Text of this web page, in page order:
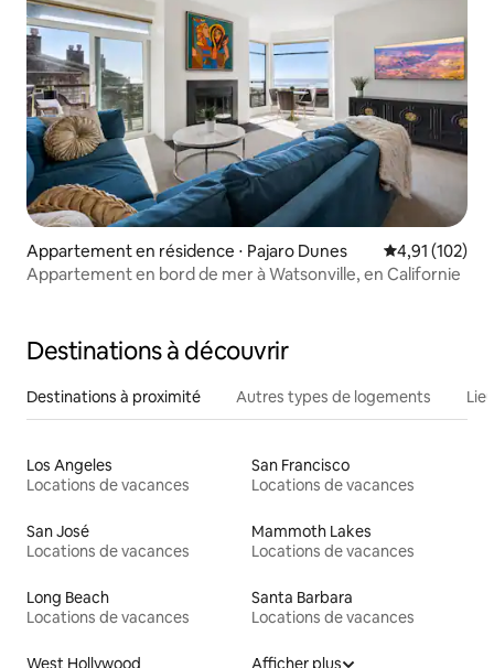
Appartement en résidence ⋅ Pajaro Dunes Évaluation
4,91 (102)
Appartement en bord de mer à Watsonville, en Californie
Destinations à découvrir
Destinations à proximité Autres types de logements
Los Angeles
Locations de vacances
San Francisco
Locations de vacances
San José
Locations de vacances
Mammoth Lakes
Locations de vacances
Long Beach
Locations de vacances
Santa Barbara
Locations de vacances
West Hollywood
Afficher plus